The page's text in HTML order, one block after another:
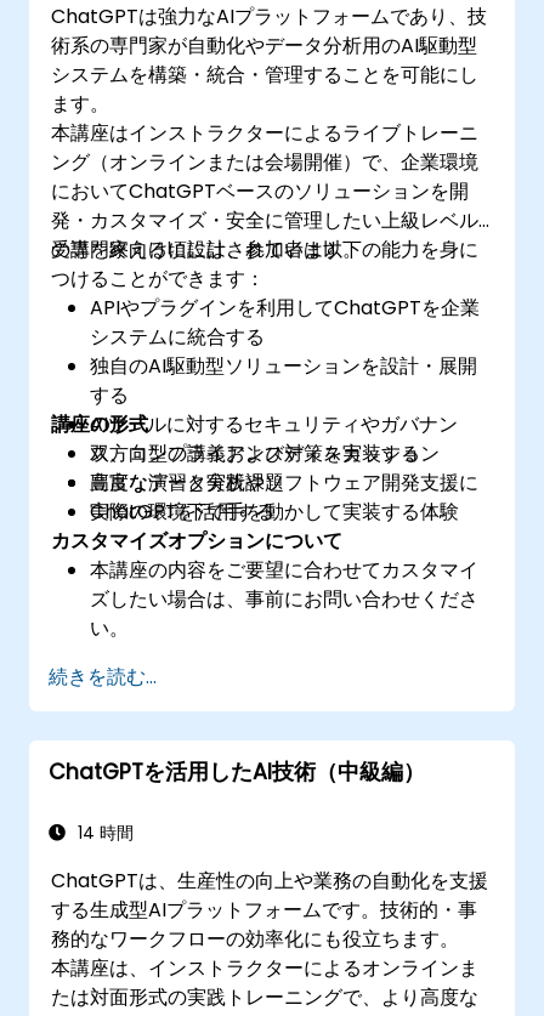
ChatGPTは強力なAIプラットフォームであり、技
術系の専門家が自動化やデータ分析用のAI駆動型
システムを構築・統合・管理することを可能にし
ます。
本講座はインストラクターによるライブトレーニ
ング（オンラインまたは会場開催）で、企業環境
においてChatGPTベースのソリューションを開
発・カスタマイズ・安全に管理したい上級レベル
の専門家向けに設計されています。
受講を終える頃には、参加者は以下の能力を身に
つけることができます：
APIやプラグインを利用してChatGPTを企業
システムに統合する
独自のAI駆動型ソリューションを設計・展開
する
AIツールに対するセキュリティやガバナン
ス、コンプライアンス対策を実装する
高度なデータ分析やソフトウェア開発支援に
ChatGPTを活用する
講座の形式
双方向型の講義およびディスカッション
豊富な演習と実践課題
実際の環境下で手を動かして実装する体験
カスタマイズオプションについて
本講座の内容をご要望に合わせてカスタマイ
ズしたい場合は、事前にお問い合わせくださ
い。
続きを読む...
ChatGPTを活用したAI技術（中級編）
14 時間
ChatGPTは、生産性の向上や業務の自動化を支援
する生成型AIプラットフォームです。技術的・事
務的なワークフローの効率化にも役立ちます。
本講座は、インストラクターによるオンラインま
たは対面形式の実践トレーニングで、より高度な